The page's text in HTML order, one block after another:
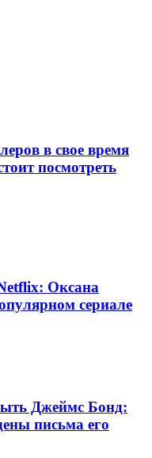
в свое время
посмотреть
Оксана
сериале
Джеймс Бонд:
письма его